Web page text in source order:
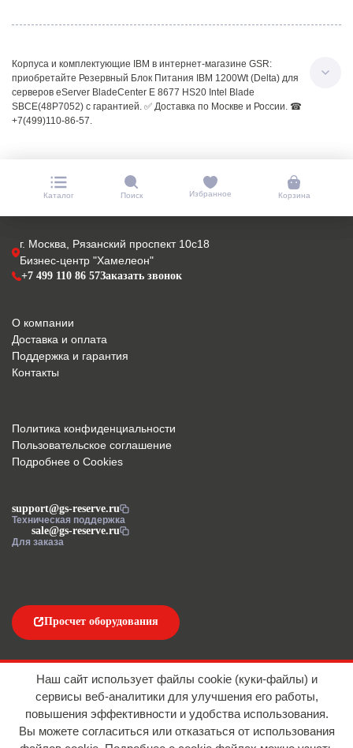
Корпуса и комплектующие IBM в интернет-магазине GSR:
приобретайте Резервный Блок Питания IBM 1200Wt (Delta) для
серверов eServer BladeCenter E 8677 HS20 Intel Blade
SBCE(48P7052) с гарантией. ✅ Доставка по Москве и России. ☎
+7(499)110-86-57.
Каталог Поиск Избранное Корзина
г. Москва, Рязанский проспект 10с18
Бизнес-центр "Хамелеон"
+7 499 110 86 57Заказать звонок
support@gs-reserve.ru
Техническая поддержка
sale@gs-reserve.ru
Для заказа
О компании
Доставка и оплата
Поддержка и гарантия
Контакты
Просчет оборудования
Политика конфиденциальности
Пользовательское соглашение
Подробнее о Cookies
Наш сайт использует файлы cookie (куки-файлы) и
сервисы веб-аналитики для улучшения его работы,
повышения эффективности и удобства использования.
Вы можете согласиться или отказаться от использования